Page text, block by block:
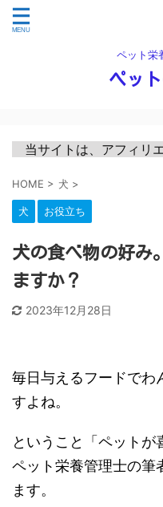
ペット栄
ペッ
当サイトは、アフィリ
HOME > 犬 >
犬 お役立ち
犬の食べ物の好み
ますか？
2023年12月28日
毎日与えるフードでわ
すよね。
ということ「ペットが
ペット栄養管理士の筆
ます。